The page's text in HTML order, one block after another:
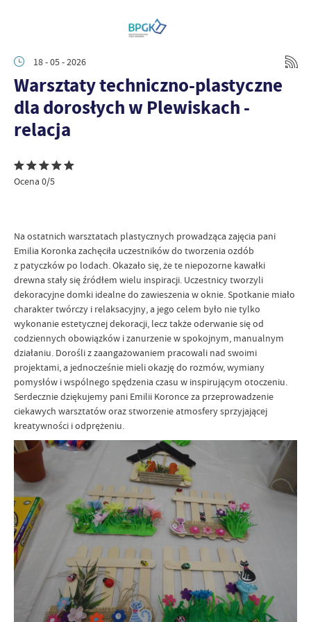
18 - 05 - 2026
Warsztaty techniczno-plastyczne
dla dorosłych w Plewiskach -
relacja
Ocena 0/5
Na ostatnich warsztatach plastycznych prowadząca zajęcia pani
Emilia Koronka zachęciła uczestników do tworzenia ozdób
z patyczków po lodach. Okazało się, że te niepozorne kawałki
drewna stały się źródłem wielu inspiracji. Uczestnicy tworzyli
dekoracyjne domki idealne do zawieszenia w oknie. Spotkanie miało
charakter twórczy i relaksacyjny, a jego celem było nie tylko
wykonanie estetycznej dekoracji, lecz także oderwanie się od
codziennych obowiązków i zanurzenie w spokojnym, manualnym
działaniu. Dorośli z zaangażowaniem pracowali nad swoimi
projektami, a jednocześnie mieli okazję do rozmów, wymiany
pomysłów i wspólnego spędzenia czasu w inspirującym otoczeniu.
Serdecznie dziękujemy pani Emilii Koronce za przeprowadzenie
ciekawych warsztatów oraz stworzenie atmosfery sprzyjającej
kreatywności i odprężeniu.